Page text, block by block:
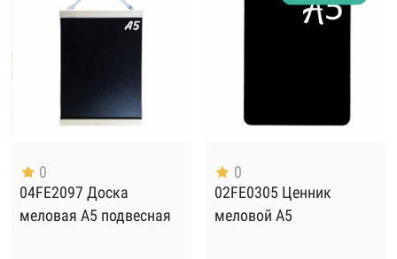
0
04FE2097 Доска
меловая А5 подвесная
0
02FE0305 Ценник
меловой А5